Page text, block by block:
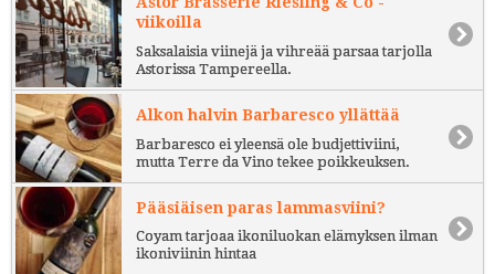
viikoilla
Saksalaisia viinejä ja vihreää parsaa tarjolla
Astorissa Tampereella.
Alkon halvin Barbaresco yllättää
Barbaresco ei yleensä ole budjettiviini,
mutta Terre da Vino tekee poikkeuksen.
Pääsiäisen paras lammasviini?
Coyam tarjoaa ikoniluokan elämyksen ilman
ikoniviinin hintaa